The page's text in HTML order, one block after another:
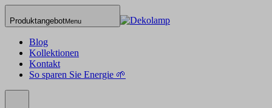
ProduktangebotMenu
Blog
Kollektionen
Kontakt
So sparen Sie Energie 🌱